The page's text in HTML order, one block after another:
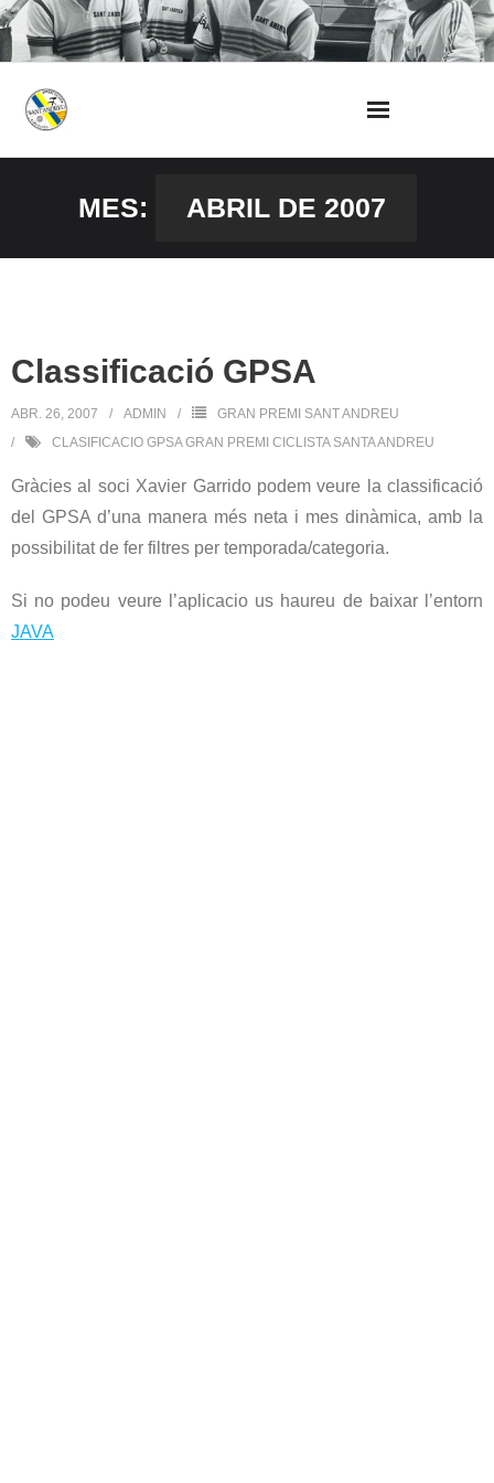
Skip
to
MES: ABRIL DE 2007
Classificació GPSA
ABR. 26, 2007 ADMIN
GRAN PREMI SANT ANDREU
CLASIFICACIO GPSA GRAN PREMI CICLISTA SANTA ANDREU
Gràcies al soci Xavier Garrido podem veure la classificació
del GPSA d’una manera més neta i mes dinàmica, amb la
possibilitat de fer filtres per temporada/categoria.
Si no podeu veure l’aplicacio us haureu de baixar l’entorn
JAVA